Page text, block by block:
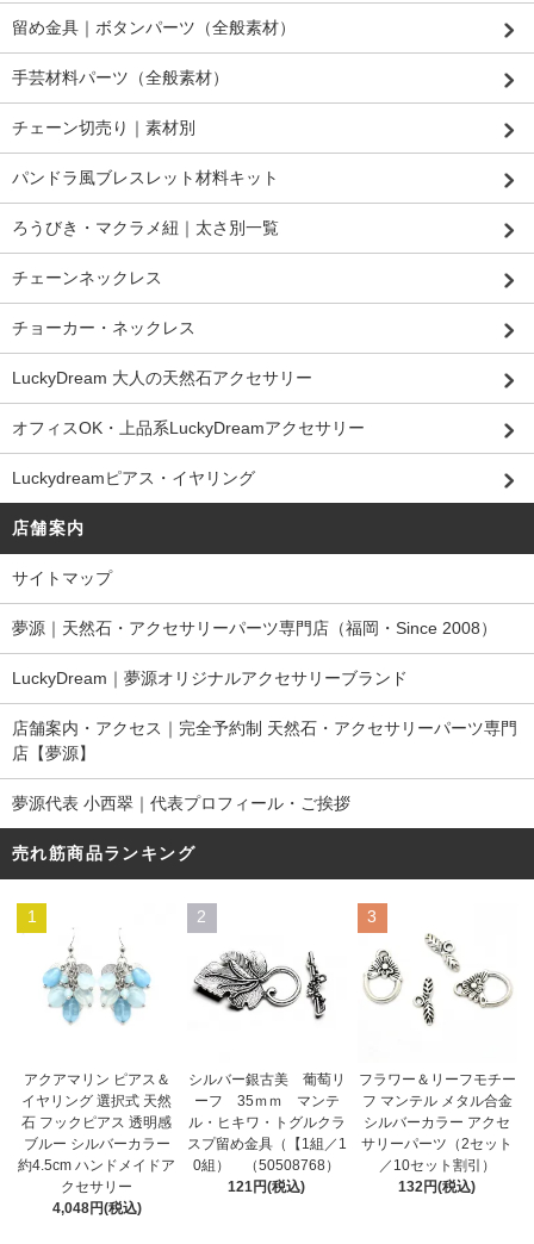
留め金具｜ボタンパーツ（全般素材）
手芸材料パーツ（全般素材）
チェーン切売り｜素材別
パンドラ風ブレスレット材料キット
ろうびき・マクラメ紐｜太さ別一覧
チェーンネックレス
チョーカー・ネックレス
LuckyDream 大人の天然石アクセサリー
オフィスOK・上品系LuckyDreamアクセサリー
Luckydreamピアス・イヤリング
店舗案内
サイトマップ
夢源｜天然石・アクセサリーパーツ専門店（福岡・Since 2008）
LuckyDream｜夢源オリジナルアクセサリーブランド
店舗案内・アクセス｜完全予約制 天然石・アクセサリーパーツ専門
店【夢源】
夢源代表 小西翠｜代表プロフィール・ご挨拶
売れ筋商品ランキング
1
アクアマリン ピアス＆
イヤリング 選択式 天然
石 フックピアス 透明感
ブルー シルバーカラー
約4.5cm ハンドメイドア
クセサリー
4,048円(税込)
2
シルバー銀古美 葡萄リ
ーフ 35ｍｍ マンテ
ル・ヒキワ・トグルクラ
スプ留め金具（【1組／1
0組） （50508768）
121円(税込)
3
フラワー＆リーフモチー
フ マンテル メタル合金
シルバーカラー アクセ
サリーパーツ（2セット
／10セット割引）
132円(税込)